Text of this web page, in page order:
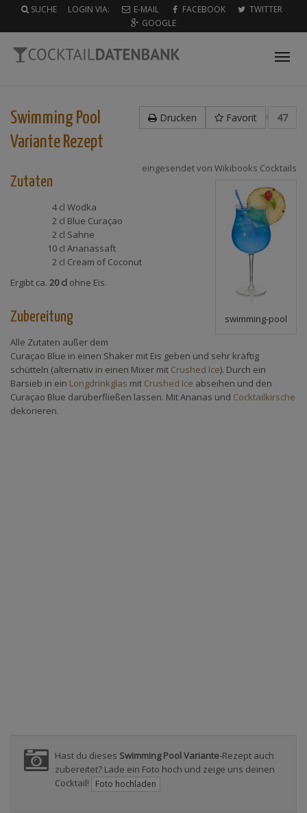
SUCHE LOGIN VIA: E-MAIL FACEBOOK
TWITTER
GOOGLE
Drucken Favorit 47
Swimming Pool
Variante Rezept
eingesendet von Wikibooks Cocktails
swimming-pool
Zutaten
4 cl Wodka
2 cl Blue Curaçao
2 cl Sahne
10 cl Ananassaft
2 cl Cream of Coconut
Ergibt ca. 20 cl ohne Eis.
Zubereitung
Alle Zutaten außer dem
Curaçao Blue in einen Shaker mit Eis geben und sehr kräftig
schütteln (alternativ in einen Mixer mit Crushed Ice). Durch ein
Barsieb in ein Longdrinkglas mit Crushed Ice abseihen und den
Curaçao Blue darüberfließen lassen. Mit Ananas und Cocktailkirsche
dekorieren.
Hast du dieses Swimming Pool Variante-Rezept auch
zubereitet? Lade ein Foto hoch und zeige uns deinen
Cocktail!
Foto hochladen